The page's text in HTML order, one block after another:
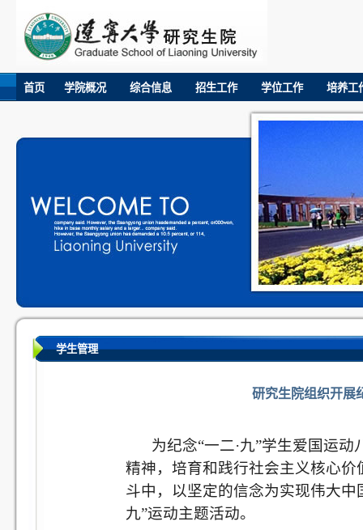
首页 学院概况 综合信息 招生工作 学位工作 培养工
学生管理
研究生院组织开展
为纪念“一二·九”学生爱国运
精神，培育和践行社会主义核心
斗中，以坚定的信念为实现伟大中
九”运动主题活动。